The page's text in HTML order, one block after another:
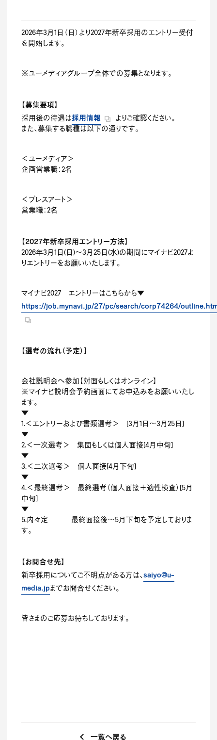
2026年3月1日（日）より2027年新卒採用のエントリー受付
を開始します。
※ユーメディアグループ全体での募集となります。
【募集要項】
採用後の待遇は採用情報
よりご確認ください。
また、募集する職種は以下の通りです。
＜ユーメディア＞
企画営業職：2名
＜プレスアート＞
営業職：2名
【2027年新卒採用エントリー方法】
2026年3月1日(日)～3月25日(水)の期間にマイナビ2027よ
りエントリーをお願いいたします。
マイナビ2027 エントリーはこちらから▼
https://job.mynavi.jp/27/pc/search/corp74264/
【選考の流れ（予定）】
会社説明会へ参加【対面もしくはオンライン】
※マイナビ説明会予約画面にてお申込みをお願いいたし
ます。
▼
1.＜エントリーおよび書類選考＞ [3月1日～3月25日]
▼
2.＜一次選考＞ 集団もしくは個人面接[4月中旬]
▼
3.＜二次選考＞ 個人面接[4月下旬]
▼
4.＜最終選考＞ 最終選考（個人面接＋適性検査）[5月
中旬]
▼
5.内々定 最終面接後～5月下旬を予定しておりま
す。
【お問合せ先】
新卒採用についてご不明点がある方は、saiyo@u-
media.jpまでお問合せください。
皆さまのご応募お待ちしております。
一覧へ戻る